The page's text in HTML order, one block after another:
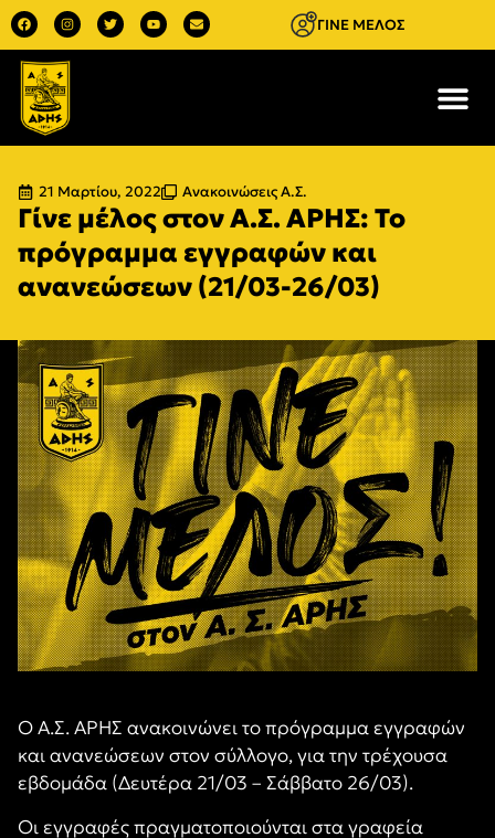
ΓΙΝΕ ΜΕΛΟΣ
21 Μαρτίου, 2022 Ανακοινώσεις Α.Σ.
Γίνε μέλος στον Α.Σ. ΑΡΗΣ: Το
πρόγραμμα εγγραφών και
ανανεώσεων (21/03-26/03)
Ο Α.Σ. ΑΡΗΣ ανακοινώνει το πρόγραμμα εγγραφών
και ανανεώσεων στον σύλλογο, για την τρέχουσα
εβδομάδα (Δευτέρα 21/03 – Σάββατο 26/03).
Οι εγγραφές πραγματοποιούνται στα γραφεία